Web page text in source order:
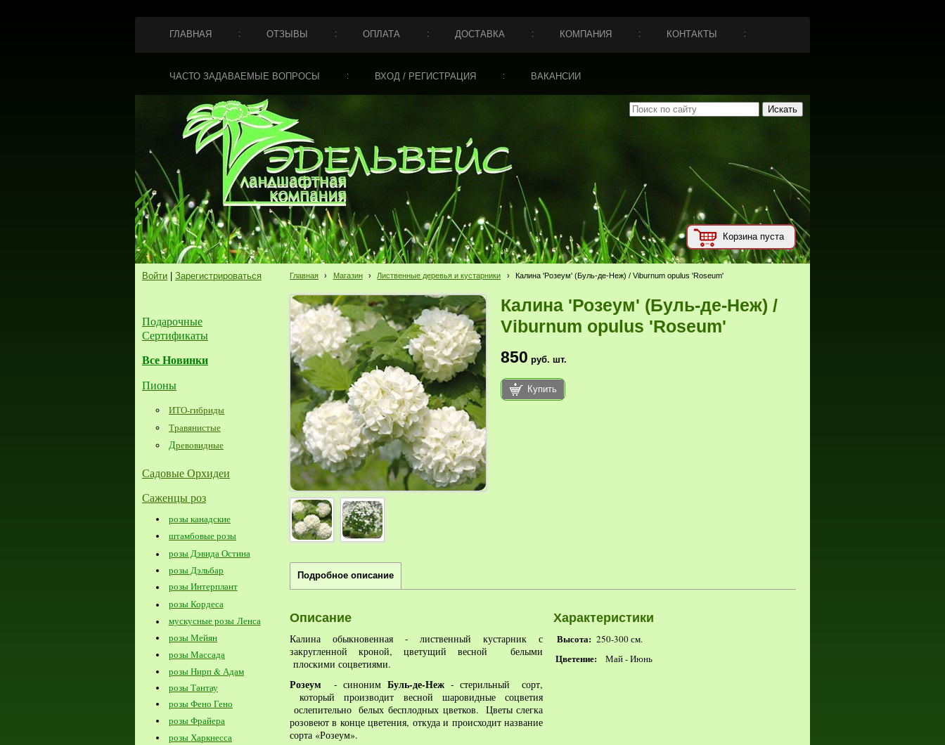
ГЛАВНАЯ ОТЗЫВЫ ОПЛАТА ДОСТАВКА КОМПАНИЯ КОНТАКТЫ
ЧАСТО ЗАДАВАЕМЫЕ ВОПРОСЫ ВХОД / РЕГИСТРАЦИЯ ВАКАНСИИ
Корзина пуста
Войти Зарегистрироваться
Подарочные
Сертификаты
Все Новинки
Пионы
ИТО-гибриды
Травянистые
Древовидные
Садовые Орхидеи
Саженцы роз
розы канадские
штамбовые розы
розы Дэвида Остина
розы Дэльбар
розы Интерплант
розы Кордеса
мускусные розы Ленса
розы Мейян
розы Массада
розы Нирп & Адам
розы Тантау
розы Фено Гено
розы Фрайера
розы Харкнесса
Главная › Магазин › Лиственные деревья и кустарники › Калина 'Розеум' (Буль-де-Неж) / Viburnum opulus 'Roseum'
Калина 'Розеум' (Буль-де-Неж) /
Viburnum opulus 'Roseum'
850 руб. шт.
Купить
Подробное описание
Описание Характеристики
Калина обыкновенная - лиственный кустарник с
закругленной кроной, цветущий весной белыми
плоскими соцветиями.
Розеум - синоним Буль-де-Неж - стерильный сорт,
который производит весной шаровидные соцветия
ослепительно белых бесплодных цветков. Цветы слегка
розовеют в конце цветения, откуда и происходит название
сорта «Розеум».
Высота: 250-300 см.
Цветение: Май - Июнь